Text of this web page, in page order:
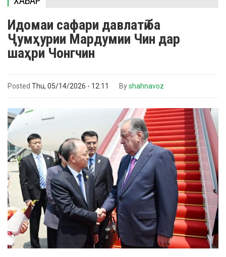
Идомаи сафари давлатӣ ба
Ҷумҳурии Мардумии Чин дар
шаҳри Чонгчин
Posted Thu, 05/14/2026 - 12:11 Byshahnavoz